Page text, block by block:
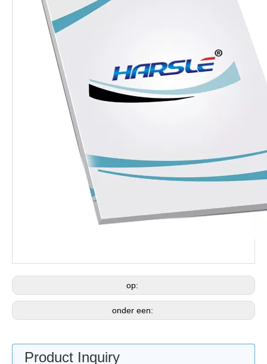
op:
onder een:
Product Inquiry